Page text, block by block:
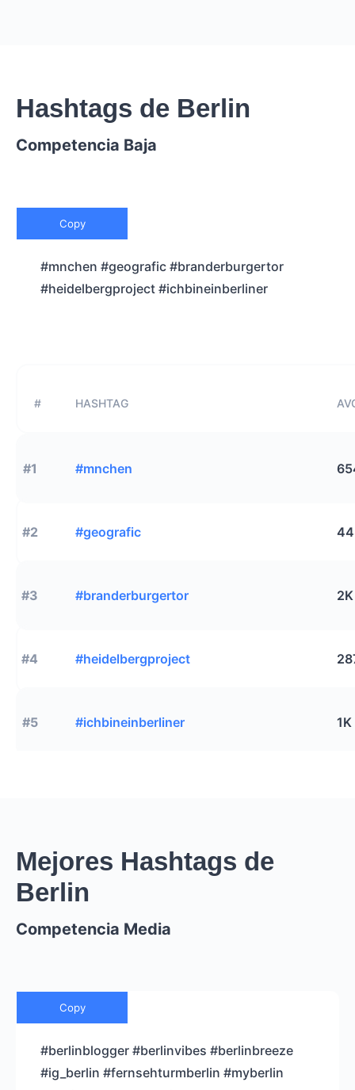
Hashtags de Berlin
Competencia Baja
Copy
#mnchen #geografic #branderburgertor
#heidelbergproject #ichbineinberliner
# HASHTAG
#1 #mnchen
#2 #geografic
#3 #branderburgertor 2K
#4 #heidelbergproject
#5 #ichbineinberliner 1K
Mejores Hashtags de
Berlin
Competencia Media
Copy
#berlinblogger #berlinvibes #berlinbreeze
#ig_berlin #fernsehturmberlin #myberlin